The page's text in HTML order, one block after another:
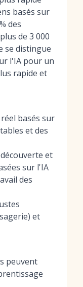
basés sur
des
de 3 000
se distingue
l'IA pour un
rapide et
basés sur
et des
et
sur l'IA
des
et
peuvent